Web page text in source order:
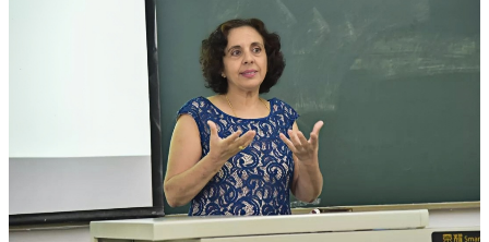
frenchjw@163.com法语系2025年9月9日